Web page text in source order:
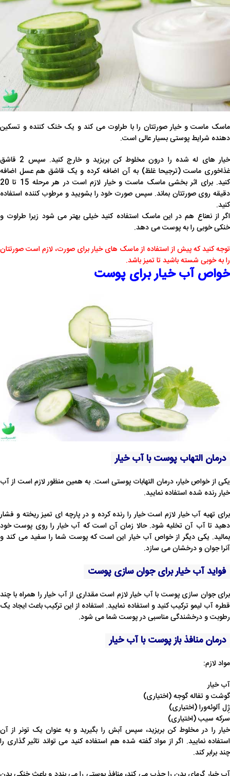
ماسک ماست و خیار صورتتان را با طراوت می کند و یک خنک کننده و تسکین
دهنده شرایط پوستی بسیار عالی است.
خیار های له شده را درون مخلوط کن بریزید و خارج کنید. سپس 2 قاشق
غذاخوری ماست (ترجیحا غلظ) به آن اضافه کرده و یک قاشق هم عسل اضافه
کنید. برای اثر بخشی ماسک ماست و خیار لازم است در هر مرحله 15 تا 20
دقیقه روی صورتتان بماند. سپس صورت خود را بشویید و مرطوب کننده استفاده
کنید.
اگر از نعناع هم در این ماسک استفاده کنید خیلی بهتر می شود زیرا طراوت و
خنکی خوبی را به پوست می دهد.
توجه کنید که پیش از استفاده از ماسک های خیار برای صورت، لازم است صورتتان
را به خوبی شسته باشید تا تمیز باشد.
خواص آب خیار برای پوست
درمان التهاب پوست با آب خیار
یکی از خواص خیار، درمان التهابات پوستی است. به همین منظور لازم است از آب
خیار رنده شده استفاده نمایید.
برای تهیه آب خیار لازم است خیار را رنده کرده و در پارچه ای تمیز ریخته و فشار
دهید تا آب آن تخلیه شود. حالا زمان آن است که آب خیار را روی پوست خود
بمالید. یکی دیگر از خواص آب خیار این است که پوست شما را سفید می کند و
آنرا جوان و درخشان می سازد.
فواید آب خیار برای جوان‌ سازی پوست
برای جوان سازی پوست با آب خیار لازم است مقداری از آب خیار را همراه با چند
قطره آب لیمو ترکیب کنید و استفاده نمایید. استفاده از این ترکیب باعث ایجاد یک
رطوبت و درخشندگی مناسبی در پوست شما می شود.
درمان منافذ باز پوست با آب خیار
مواد لازم:
آب خیار
گوشت و تفاله گوجه (اختیاری)
ژِل آلوئه‌ورا (اختیاری)
سرکه سیب (اختیاری)
خیار را در مخلوط کن بریزید، سپس آبش را بگیرید و به عنوان یک تونر از آن
استفاده نمایید. اگر از مواد گفته شده هم استفاده کنید می تواند تاثیر گذاری را
چند برابر کند.